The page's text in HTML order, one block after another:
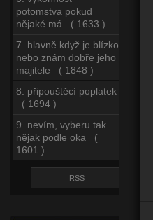
potomstva pokud
nějaké má ( 1633 )
7. hlavně když je blízko
nebo znám dobře jeho
majitele ( 1848 )
8. připouštěcí poplatek
( 1694 )
9. nevím, vyberu tak
nějak podle oka (
1601 )
RSS